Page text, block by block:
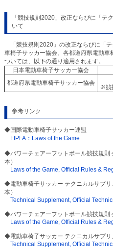
「競技規則2020」改正ならびに「テ
いて
「競技規則2020」の改正ならびに「
車椅子サッカー協会、各都道府県電動
ついては、以下の通り適用されます。
日本電動車椅子サッカー協会
都道府県電動車椅子サッカー協会
※競
参考リンク
◆国際電動車椅子サッカー連盟
FIPFA：Laws of the Game
◆パワーチェアーフットボール競技規則
本）
Laws of the Game, Official Rules &
◆電動車椅子サッカー テクニカルサプ
本）
Technical Supplement, Official
◆パワーチェアーフットボール競技規則
Laws of the Game, Official Rules &
◆電動車椅子サッカー テクニカルサプリ
Technical Supplement, Official